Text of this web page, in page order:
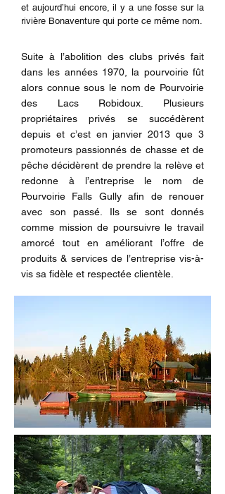
et aujourd’hui encore, il y a une fosse sur la
rivière Bonaventure qui porte ce même nom.
Suite à l’abolition des clubs privés fait
dans les années 1970, la pourvoirie fût
alors connue sous le nom de Pourvoirie
des Lacs Robidoux. Plusieurs
propriétaires privés se succédèrent
depuis et c’est en janvier 2013 que 3
promoteurs passionnés de chasse et de
pêche décidèrent de prendre la relève et
redonne à l’entreprise le nom de
Pourvoirie Falls Gully afin de renouer
avec son passé. Ils se sont donnés
comme mission de poursuivre le travail
amorcé tout en améliorant l’offre de
produits & services de l’entreprise vis-à-
vis sa fidèle et respectée clientèle.